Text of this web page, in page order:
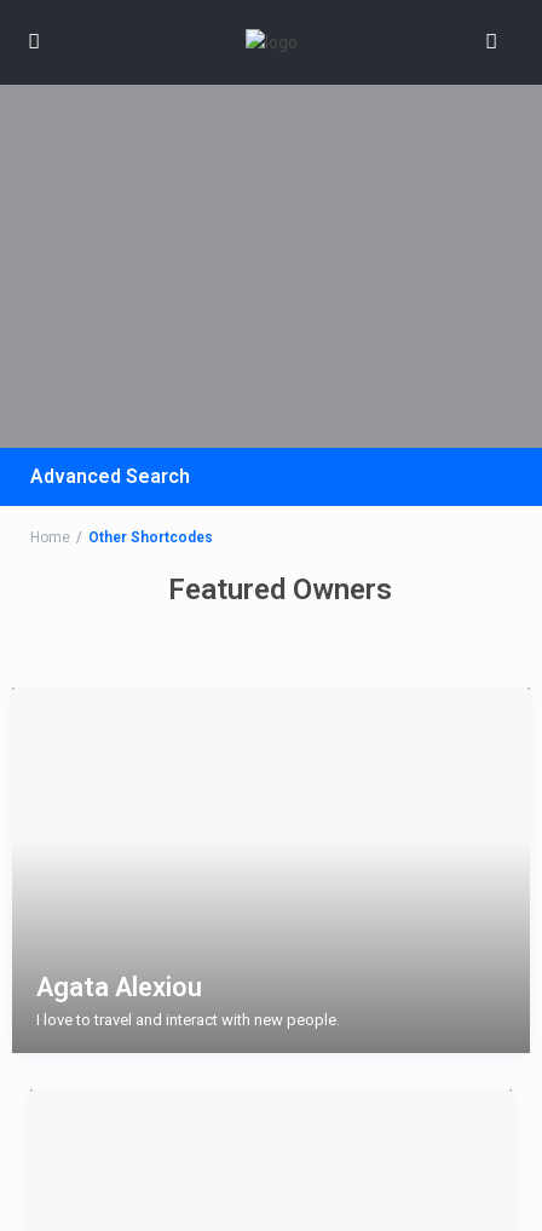
Advanced Search
Home Other Shortcodes
Featured Owners
Agata Alexiou
I love to travel and interact with new people.